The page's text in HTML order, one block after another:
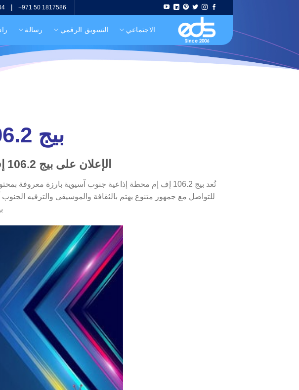
|+971 50 1817586
الاجتماعي التسويق الرقمي رسالة
بيج 106.2 إف إم راديو
الإعلان على بيج 106.2 إف إم راديو، محطة إذاعية جنوب آسيوية
للتواصل مع جمهور متنوع يهتم بالثقافة والموسيقى والترفيه
بيج